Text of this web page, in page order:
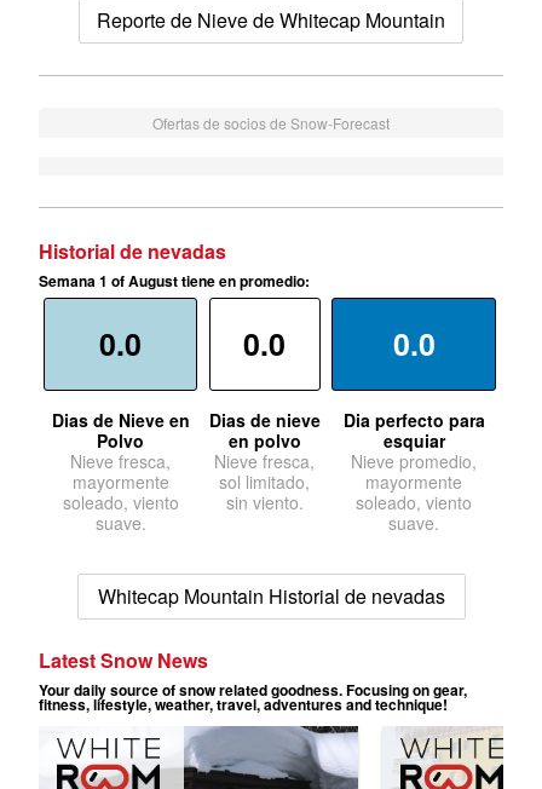
Reporte de Nieve de Whitecap Mountain
Ofertas de socios de Snow-Forecast
Historial de nevadas
Semana 1 of August tiene en promedio:
0.0
Dias de Nieve en
Polvo
Nieve fresca,
mayormente
soleado, viento
suave.
0.0
Dias de nieve
en polvo
Nieve fresca,
sol limitado,
sin viento.
0.0
Dia perfecto para
esquiar
Nieve promedio,
mayormente
soleado, viento
suave.
Whitecap Mountain Historial de nevadas